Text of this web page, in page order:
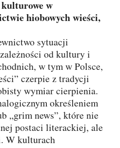
hiobowych wieści,
sytuacji
od kultury i
w tym w Polsce,
czerpie z tradycji
wymiar cierpienia.
określeniem
„grim news”, które nie
postaci literackiej, ale
W kulturach